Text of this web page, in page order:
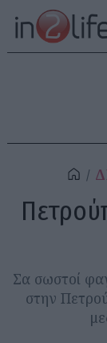
Σα σωστοί
στην